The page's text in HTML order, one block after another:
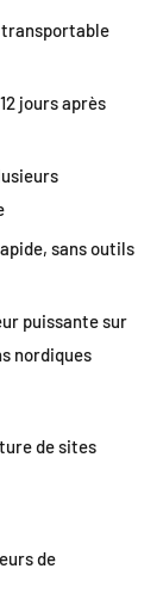
jours après
sans outils
puissante sur
nordiques
de sites
de